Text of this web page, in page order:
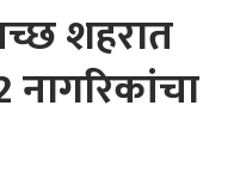
शहरात